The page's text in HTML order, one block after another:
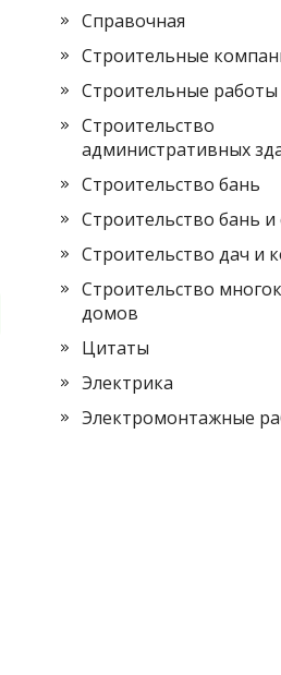
Справочная
Строительные
Строительные работы
Строительство
административных
Строительство бань
Строительство бань и
Строительство дач и
Строительство
домов
Цитаты
Электрика
Электромонтажные